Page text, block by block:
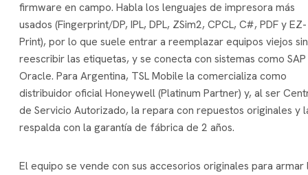
firmware en campo. Habla los lenguajes de impresora más
usados (Fingerprint/DP, IPL, DPL, ZSim2, CPCL, C#, PDF y EZ-
Print), por lo que suele entrar a reemplazar equipos viejos sin
reescribir las etiquetas, y se conecta con sistemas como
Oracle. Para Argentina, TSL Mobile la comercializa como
distribuidor oficial Honeywell (Platinum Partner) y, al ser
de Servicio Autorizado, la repara con repuestos originales y
respalda con la garantía de fábrica de 2 años.
El equipo se vende con sus accesorios originales para armar